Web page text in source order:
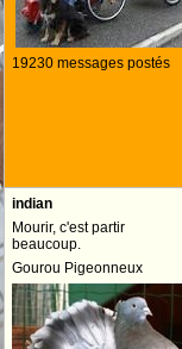
19230 messages postés
indian
Mourir, c'est partir
beaucoup.
Gourou Pigeonneux